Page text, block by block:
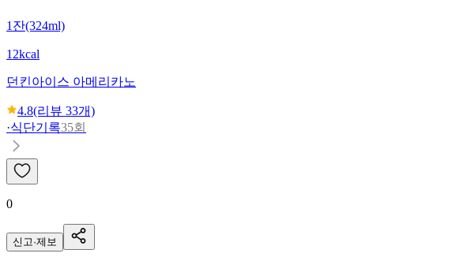
1잔(324ml)
12kcal
던킨아이스 아메리카노
4.8(리뷰 33개)
·식단기록35회
0
신고·제보